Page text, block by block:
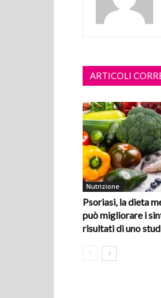
ARTICOLI
Nutrizione
Psoriasi, la dieta
può migliorare i
risultati di uno